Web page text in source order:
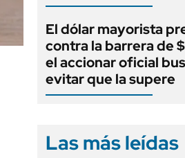
El dólar mayorista
contra la barrera de
el accionar oficial
evitar que la supere
Las más leídas